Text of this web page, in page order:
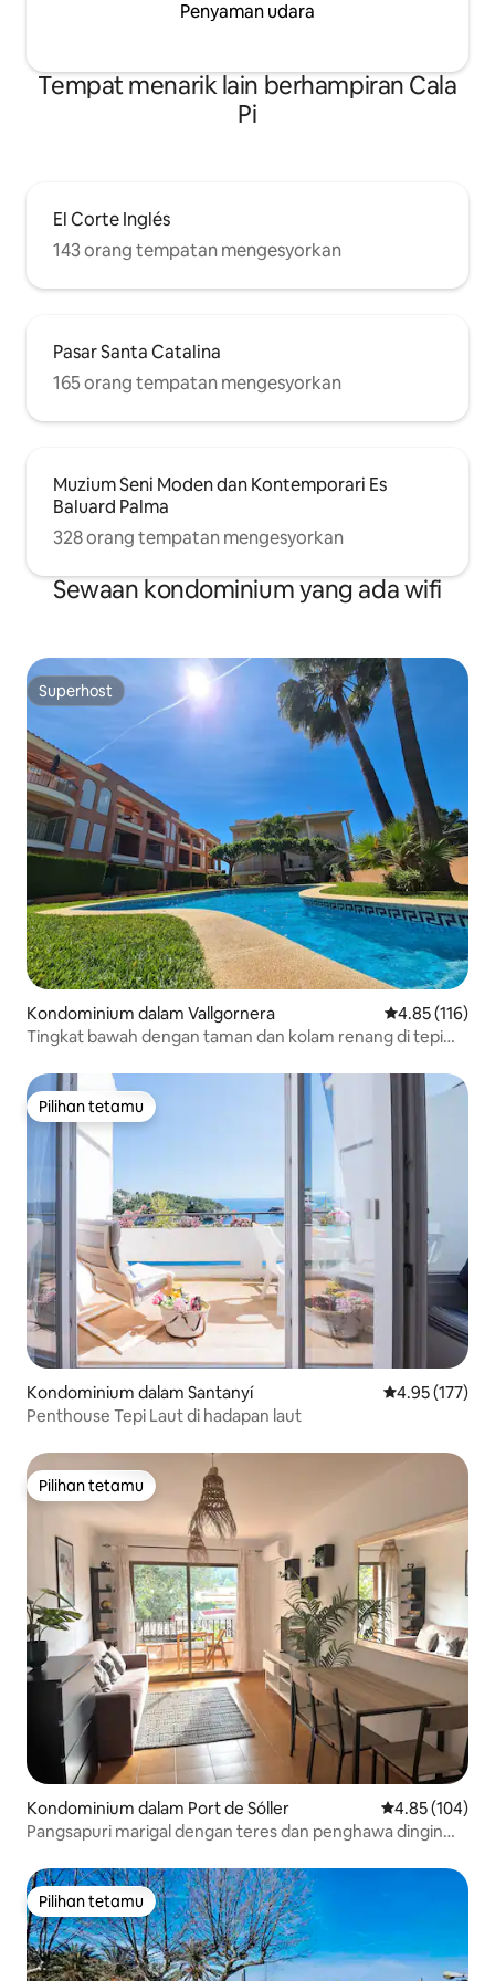
Penyaman udara
Tempat menarik lain berhampiran Cala
Pi
El Corte Inglés
143 orang tempatan mengesyorkan
Pasar Santa Catalina
165 orang tempatan mengesyorkan
Muzium Seni Moden dan Kontemporari Es
Baluard Palma
328 orang tempatan mengesyorkan
Sewaan kondominium yang ada wifi
Superhost
Superhost
Kondominium dalam Vallgornera Penarafan
4.85 (116)
Tingkat bawah dengan taman dan kolam renang di tepi
Pilihan tetamu
Pilihan tetamu
Kondominium dalam Santanyí Penarafan
4.95 (177)
Penthouse Tepi Laut di hadapan laut
Pilihan tetamu
Pilihan tetamu
Kondominium dalam Port de Sóller Penarafan
4.85 (104)
Pangsapuri marigal dengan teres dan penghawa dingin
Pilihan tetamu
Pilihan tetamu